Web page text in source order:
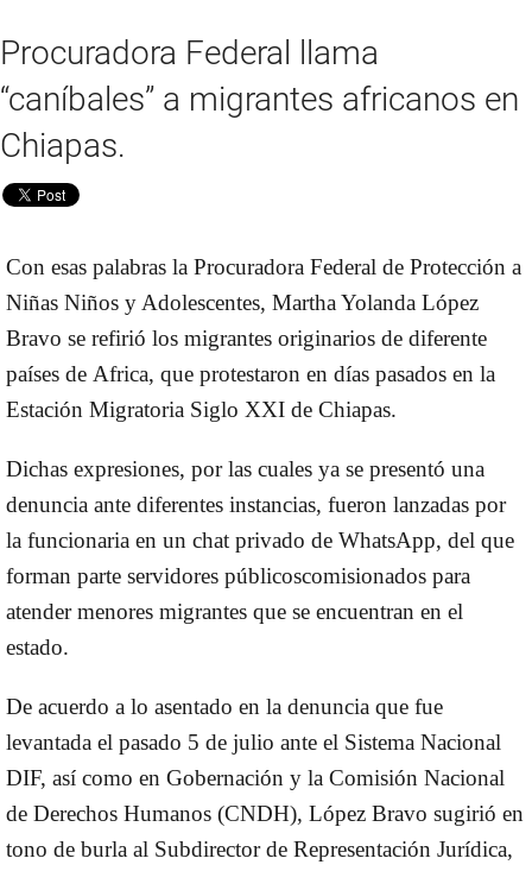
Procuradora Federal llama
“caníbales” a migrantes africanos en
Chiapas.
Con esas palabras la Procuradora Federal de Protección a
Niñas Niños y Adolescentes, Martha Yolanda López
Bravo se refirió los migrantes originarios de diferente
países de Africa, que protestaron en días pasados en la
Estación Migratoria Siglo XXI de Chiapas.
Dichas expresiones, por las cuales ya se presentó una
denuncia ante diferentes instancias, fueron lanzadas por
la funcionaria en un chat privado de WhatsApp, del que
forman parte servidores públicoscomisionados para
atender menores migrantes que se encuentran en el
estado.
De acuerdo a lo asentado en la denuncia que fue
levantada el pasado 5 de julio ante el Sistema Nacional
DIF, así como en Gobernación y la Comisión Nacional
de Derechos Humanos (CNDH), López Bravo sugirió en
tono de burla al Subdirector de Representación Jurídica,